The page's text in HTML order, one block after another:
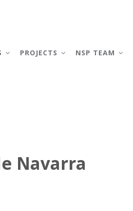
PROJECTS NSP TEAM
Navarra